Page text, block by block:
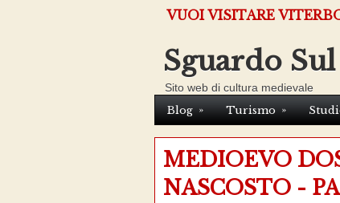
VUOI VISITARE
Sguardo
Sito web di cultura medievale
Blog » Turismo »
MEDIOEVO
NASCOSTO -